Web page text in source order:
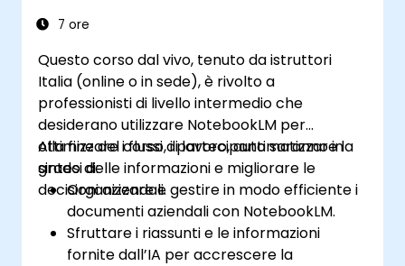
personalizzati.
7 ore
Questo corso dal vivo, tenuto da istruttori
Italia (online o in sede), è rivolto a
professionisti di livello intermedio che
desiderano utilizzare NotebookLM per
ottimizzare i flussi di lavoro, automatizzare la
sintesi delle informazioni e migliorare le
decisioni aziendali.
Alla fine del corso, i partecipanti saranno in
grado di:
Organizzare e gestire in modo efficiente i
documenti aziendali con NotebookLM.
Sfruttare i riassunti e le informazioni
fornite dall’IA per accrescere la